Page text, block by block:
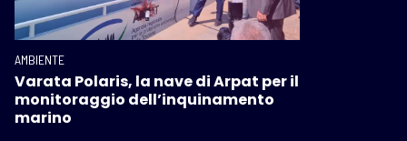
AMBIENTE
Varata Polaris, la nave di Arpat per il
monitoraggio dell’inquinamento
marino